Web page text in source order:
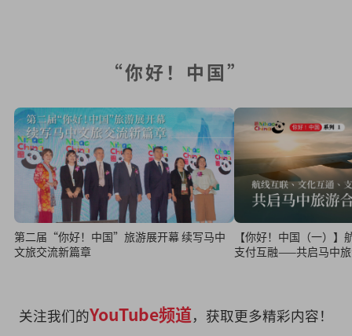
“你好！中国”
第二届“你好！中国”旅游展开幕 续写马中
文旅交流新篇章
【你好！中国（一）
支付互融——共启马中
关注我们的YouTube频道，获取更多精彩内容！